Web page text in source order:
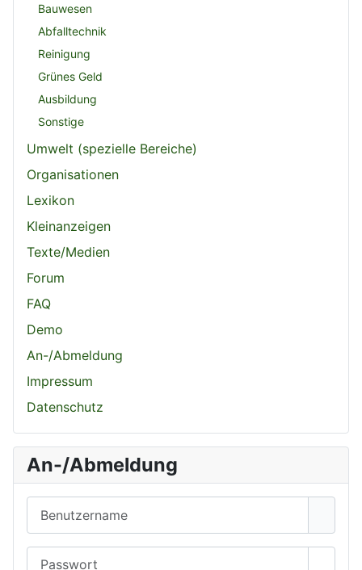
Bauwesen
Abfalltechnik
Reinigung
Grünes Geld
Ausbildung
Sonstige
Umwelt (spezielle Bereiche)
Organisationen
Lexikon
Kleinanzeigen
Texte/Medien
Forum
FAQ
Demo
An-/Abmeldung
Impressum
Datenschutz
An-/Abmeldung